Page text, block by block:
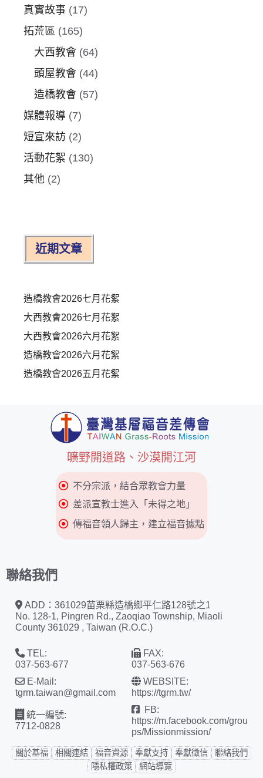
真實故事 (17)
拓荒區 (165)
大西教會 (64)
頭屋教會 (44)
造橋教會 (57)
媒體報導 (7)
短宣來訪 (2)
活動花絮 (130)
其他 (2)
近期文章
造橋教會2026七月花絮
大西教會2026七月花絮
大西教會2026六月花絮
造橋教會2026六月花絮
造橋教會2026五月花絮
曠野開道路、沙漠開江河
不分宗派，結合眾教會力量
差派宣教士進入「未得之地」
傳福音領人歸主，建立福音據點
聯絡我們
ADD：361029苗栗縣造橋鄉平仁路128號之1
No. 128-1, Pingren Rd., Zaoqiao Township, Miaoli
County 361029 , Taiwan (R.O.C.)
TEL:
037-563-677
FAX:
037-563-676
E-Mail:
tgrm.taiwan@gmail.com
WEBSITE:
https://tgrm.tw/
統一編號:
7712-0828
FB:
https://m.facebook.com/grou
ps/Missionmission/
關於基福 相關連結 福音資源 奉獻支持 奉獻徵信
聯絡我們
隱私權政策
網站導覽